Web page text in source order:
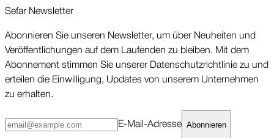
Sefar News­letter
Abonnieren Sie unseren News­letter, um über Neu­heiten und
Ver­öffent­lichungen auf dem Laufenden zu bleiben. Mit dem
Abonne­ment stimmen Sie unserer Daten­schutz­richt­linie zu und
erteilen die Ein­willigung, Updates von unserem Unter­nehmen
zu erhalten.
E-Mail-Ad­resse Abonnieren